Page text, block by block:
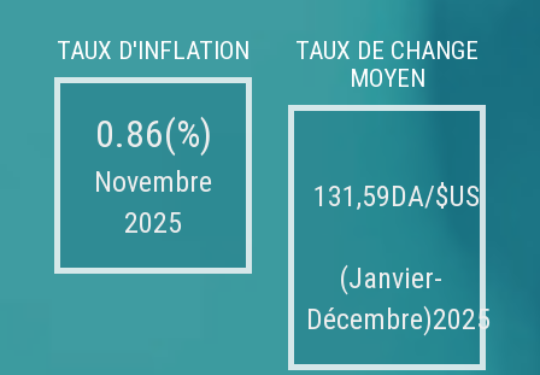
TAUX D'INFLATION
0.86(%)
Novembre
2025
TAUX DE CHANGE
MOYEN
131,59DA/$US
(Janvier-
Décembre)2025